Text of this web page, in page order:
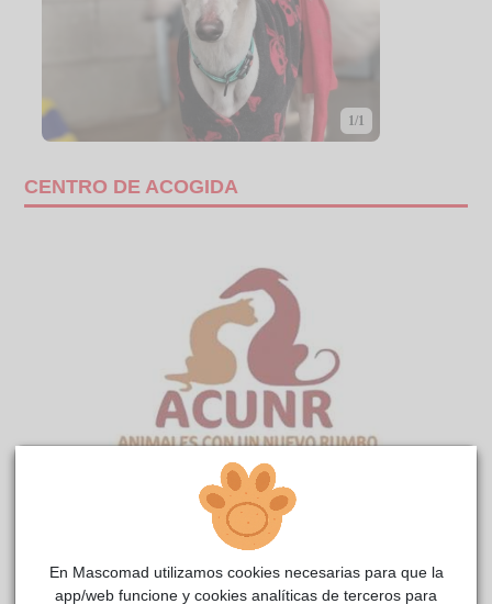
1/1
CENTRO DE ACOGIDA
reside actualmente en el centro de acogida
COMENTARIOS
En Mascomad utilizamos cookies necesarias para que la
app/web funcione y cookies analíticas de terceros para